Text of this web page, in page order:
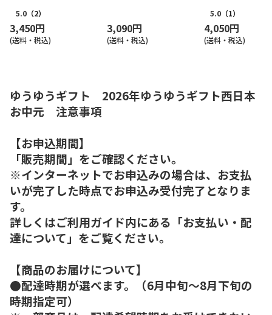
5.0 （2）
3,450円
(送料・税込)
3,090円
(送料・税込)
5.0 （1）
4,050円
(送料・税込)
ゆうゆうギフト 2026年ゆうゆうギフト西日本
お中元 注意事項
【お申込期間】
「販売期間」をご確認ください。
※インターネットでお申込みの場合は、お支払
いが完了した時点でお申込み受付完了となりま
す。
詳しくはご利用ガイド内にある「お支払い・配
達について」をご覧ください。
【商品のお届けについて】
●配達時期が選べます。（6月中旬～8月下旬の
時期指定可）